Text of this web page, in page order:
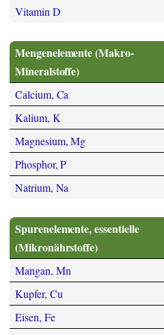
Vitamin D
Mengenelemente (Makro-
Mineralstoffe)
Calcium, Ca
Kalium, K
Magnesium, Mg
Phosphor, P
Natrium, Na
Spurenelemente, essentielle
(Mikronährstoffe)
Mangan, Mn
Kupfer, Cu
Eisen, Fe